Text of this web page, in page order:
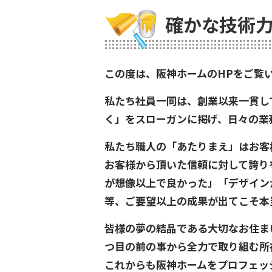
確かな技術
この度は、阪神ホームのHPをご覧
私たち社員一同は、創業以来一貫
く」をスローガンに掲げ、日々の
私たち職人の「あたりまえ」はお
お客様から頂いた信頼に対して誇
が想像以上で良かった」「デザイ
等、ご要望以上の成果が出てこそ
皆様の夢の結晶である大切なお住
つ目の前の事から全力で取り組む
これからも阪神ホームをプロフェ